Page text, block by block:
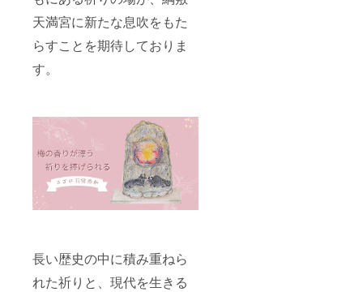
天満宮に新たな息吹をもた
らすことを期待しておりま
す。
長い歴史の中に積み重ねら
れた祈りと、現代を生きる